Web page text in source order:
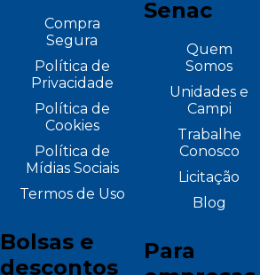
Compra
Segura
Política de
Privacidade
Política de
Cookies
Política de
Mídias Sociais
Termos de Uso
Bolsas e
descontos
Senac
Quem
Somos
Unidades e
Campi
Trabalhe
Conosco
Licitação
Blog
Para